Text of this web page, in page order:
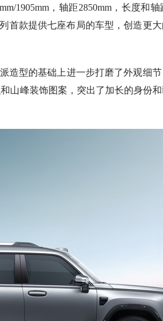
1905mm，轴距2850mm，长度和
首款提供七座布局的车型，创造更
造型的基础上进一步打磨了外观细
山峰装饰图案，突出了加长的身份